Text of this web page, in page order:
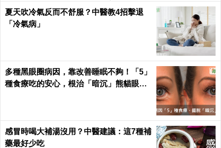
夏天吹冷氣反而不舒服？中醫教4招擊退
「冷氣病」
多種黑眼圈病因，靠改善睡眠不夠！「5」
種食療吃的安心，根治「暗沉」熊貓眼｜
感冒時喝大補湯沒用？中醫建議：這7種補
藥最好少吃